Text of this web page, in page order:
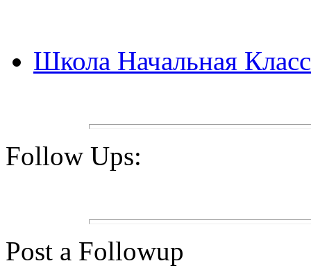
Школа Начальная Класс
Follow Ups:
Post a Followup